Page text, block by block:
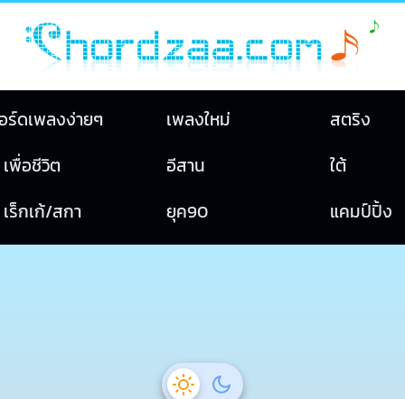
ร์ดเพลงง่ายๆ เพลงใหม่
สตริง
เพื่อชีวิต อีสาน
ใต้
เร็กเก้/สกา ยุค90 แคมป์ปิ้ง